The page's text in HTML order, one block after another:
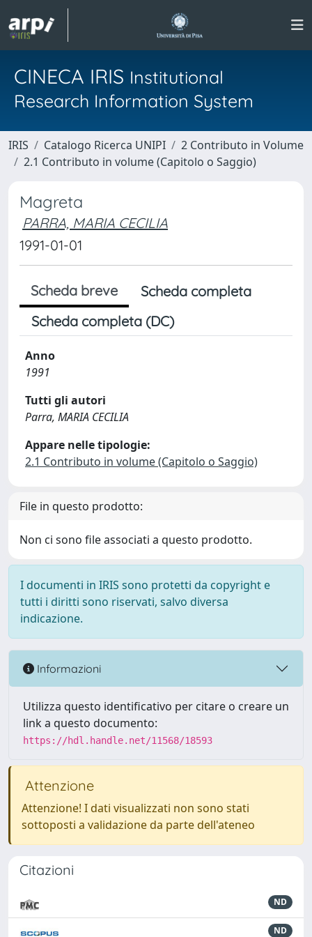
CINECA IRIS Institutional
Research Information System
IRIS Catalogo Ricerca UNIPI
2 Contributo in Volume
2.1 Contributo in volume (Capitolo o Saggio)
Magreta
PARRA, MARIA CECILIA
1991-01-01
Scheda breve
Scheda completa
Scheda completa (DC)
Anno
1991
Tutti gli autori
Parra, MARIA CECILIA
Appare nelle tipologie:
2.1 Contributo in volume (Capitolo o Saggio)
File in questo prodotto:
Non ci sono file associati a questo prodotto.
I documenti in IRIS sono protetti da copyright e
tutti i diritti sono riservati, salvo diversa
indicazione.
Informazioni
Utilizza questo identificativo per citare o creare un
link a questo documento:
https://hdl.handle.net/11568/18593
Attenzione
Attenzione! I dati visualizzati non sono stati
sottoposti a validazione da parte dell'ateneo
Citazioni
ND
ND